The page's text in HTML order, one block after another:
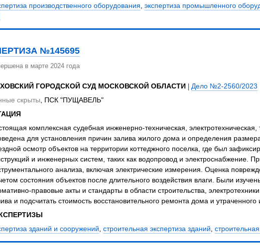
производственного оборудования, экспертиза промышленного
№145695
в марте 2024 года
ГОРОДСКОЙ СУД МОСКОВСКОЙ ОБЛАСТИ | Дело №2-2560/2023
скрыты, ПСК "ПУЩАВЕЛЬ"
комплексная судебная инженерно-техническая,
для установления причин залива жилого дома и определения
осмотр объектов на территории коттеджного поселка, где был
и инженерных систем, таких как водопровод и электроснабжение.
анализа, включая электрические измерения. Оценка
состояния объектов после длительного воздействия влаги. Были
правовые акты и стандарты в области строительства,
и подсчитать стоимость восстановительного ремонта дома и
зданий и сооружений, строительная экспертиза зданий,